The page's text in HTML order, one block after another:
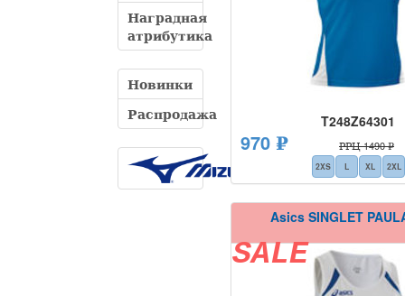
Наградная
атрибутика
Новинки
Распродажа
T248Z64301
970 ₽ РРЦ 1490 ₽
2XS L XL 2XL
Asics SINGLET
SALE